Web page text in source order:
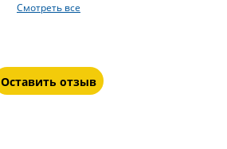
Смотреть все
Оставить отзыв